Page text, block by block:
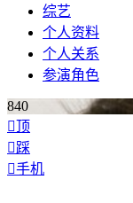
综艺
个人资料
个人关系
参演角色
840
顶
踩
手机